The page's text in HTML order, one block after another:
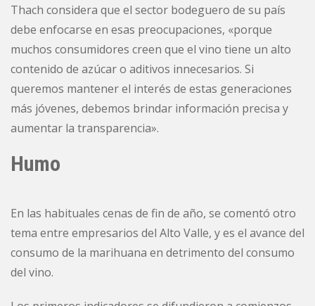
Thach considera que el sector bodeguero de su país
debe enfocarse en esas preocupaciones, «porque
muchos consumidores creen que el vino tiene un alto
contenido de azúcar o aditivos innecesarios. Si
queremos mantener el interés de estas generaciones
más jóvenes, debemos brindar información precisa y
aumentar la transparencia».
Humo
En las habituales cenas de fin de año, se comentó otro
tema entre empresarios del Alto Valle, y es el avance del
consumo de la marihuana en detrimento del consumo
del vino.